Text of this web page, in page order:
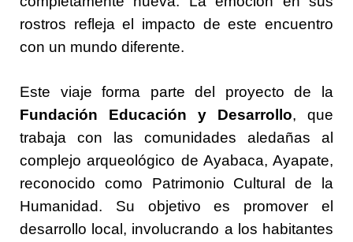
rostros refleja el impacto de este encuentro
con un mundo diferente.
Este viaje forma parte del proyecto de la
Fundación Educación y Desarrollo, que
trabaja con las comunidades aledañas al
complejo arqueológico de Ayabaca, Ayapate,
reconocido como Patrimonio Cultural de la
Humanidad. Su objetivo es promover el
desarrollo local, involucrando a los habitantes